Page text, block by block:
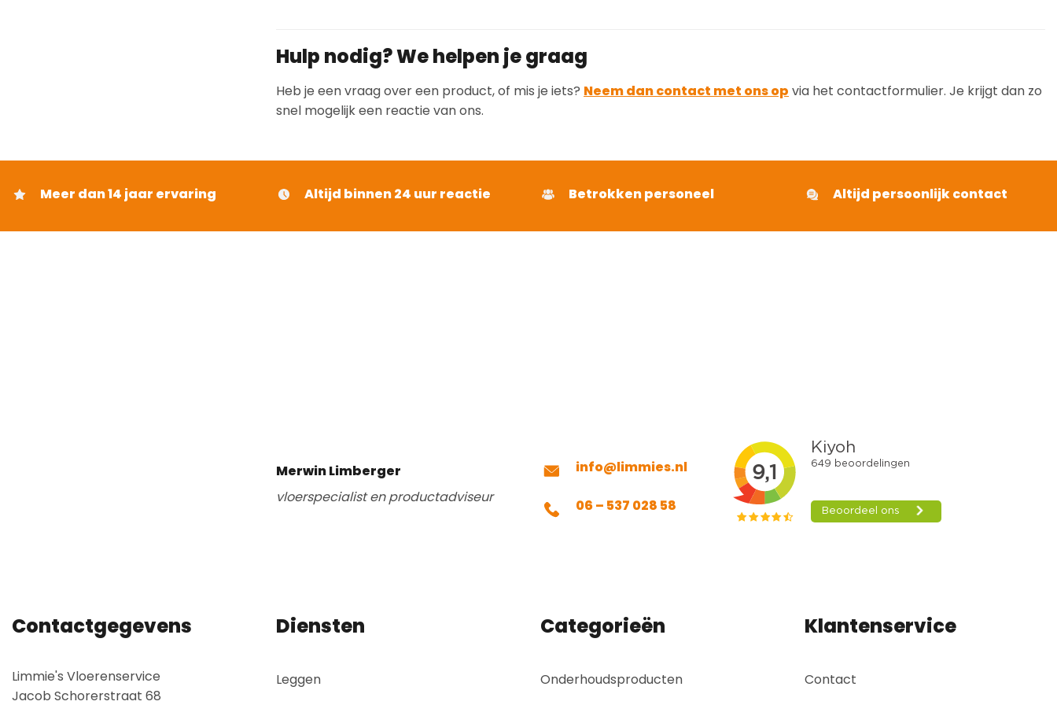
Hulp nodig? We helpen je graag
Heb je een vraag over een product, of mis je iets? Neem dan contact met ons op via het contactformulier. Je krijgt dan zo
snel mogelijk een reactie van ons.
Meer dan 14 jaar ervaring Altijd binnen 24 uur reactie Betrokken personeel Altijd persoonlijk contact
Merwin Limberger
vloerspecialist en productadviseur
info@limmies.nl
06 – 537 028 58
Contactgegevens
Limmie's Vloerenservice
Jacob Schorerstraat 68
Diensten
Leggen
Categorieën
Onderhoudsproducten
Klantenservice
Contact